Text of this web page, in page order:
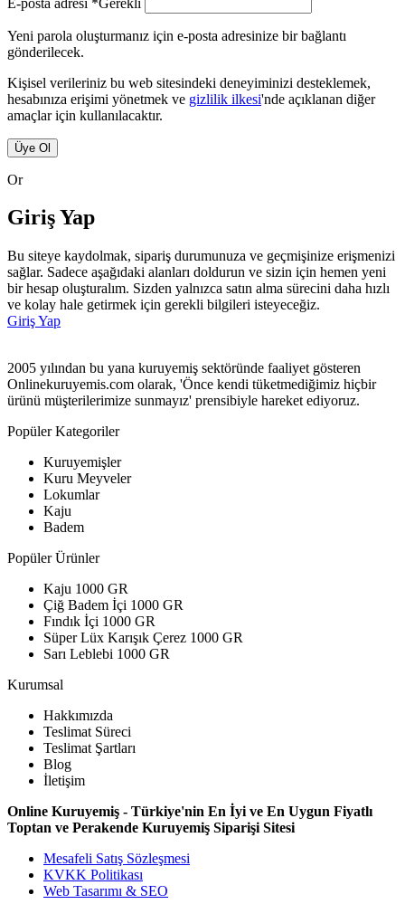
Yeni parola oluşturmanız için e-posta adresinize bir bağlantı
gönderilecek.
Kişisel verileriniz bu web sitesindeki deneyiminizi desteklemek,
hesabınıza erişimi yönetmek ve gizlilik ilkesi'nde açıklanan diğer
amaçlar için kullanılacaktır.
Üye Ol
Or
Giriş Yap
Bu siteye kaydolmak, sipariş durumunuza ve geçmişinize erişmenizi
sağlar. Sadece aşağıdaki alanları doldurun ve sizin için hemen yeni
bir hesap oluşturalım. Sizden yalnızca satın alma sürecini daha hızlı
ve kolay hale getirmek için gerekli bilgileri isteyeceğiz.
Giriş Yap
2005 yılından bu yana kuruyemiş sektöründe faaliyet gösteren
Onlinekuruyemis.com olarak, 'Önce kendi tüketmediğimiz hiçbir
ürünü müşterilerimize sunmayız' prensibiyle hareket ediyoruz.
Popüler Kategoriler
Kuruyemişler
Kuru Meyveler
Lokumlar
Kaju
Badem
Popüler Ürünler
Kaju 1000 GR
Çiğ Badem İçi 1000 GR
Fındık İçi 1000 GR
Süper Lüx Karışık Çerez 1000 GR
Sarı Leblebi 1000 GR
Kurumsal
Hakkımızda
Teslimat Süreci
Teslimat Şartları
Blog
İletişim
Online Kuruyemiş - Türkiye'nin En İyi ve En Uygun Fiyatlı
Toptan ve Perakende Kuruyemiş Siparişi Sitesi
Mesafeli Satış Sözleşmesi
KVKK Politikası
Web Tasarımı & SEO